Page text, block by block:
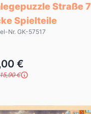
Straße 7
Spielteile
Nr. GK-57517
€
15,90 €